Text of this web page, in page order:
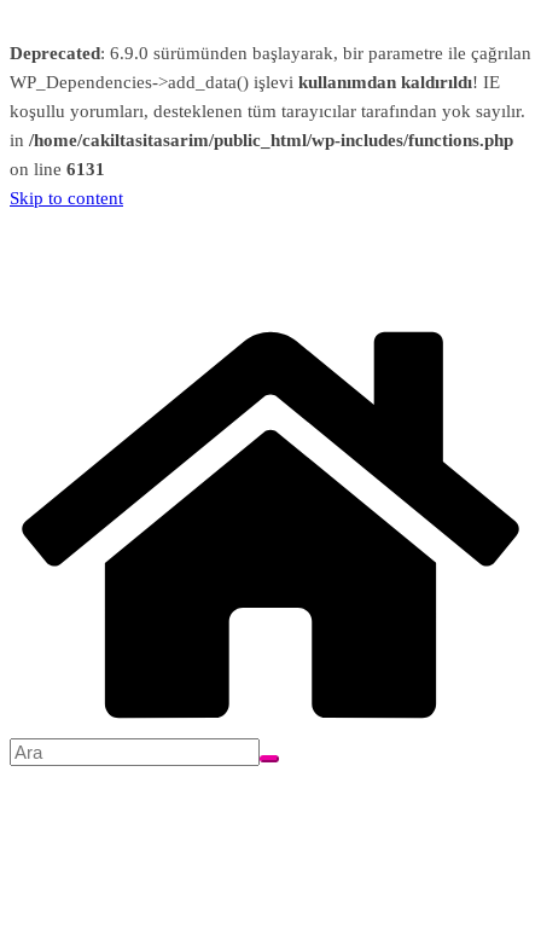
Deprecated: 6.9.0 sürümünden başlayarak, bir parametre ile çağrılan
WP_Dependencies->add_data() işlevi kullanımdan kaldırıldı! IE
koşullu yorumları, desteklenen tüm tarayıcılar tarafından yok sayılır.
in /home/cakiltasitasarim/public_html/wp-includes/functions.php
on line 6131
Skip to content